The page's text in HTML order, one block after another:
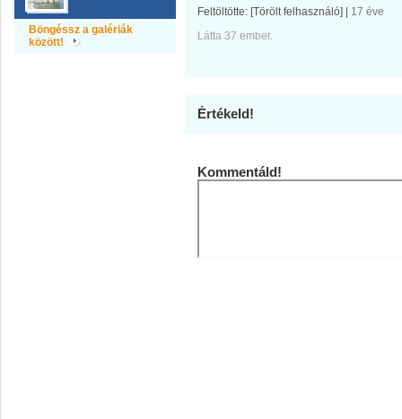
Böngéssz a galériák
között!
Feltöltötte: [Törölt felhasználó]
17 éve
Látta 37 ember.
Értékeld!
Kommentáld!